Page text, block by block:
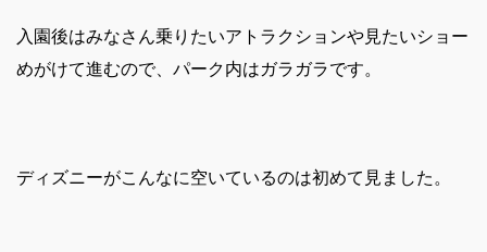
入園後はみなさん乗りたいアトラクションや見たいショー
めがけて進むので、パーク内はガラガラです。
ディズニーがこんなに空いているのは初めて見ました。